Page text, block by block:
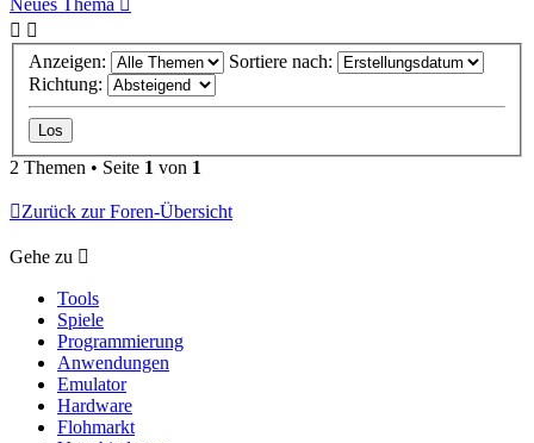
Anzeigen:
Sortiere nach:
Richtung:
2 Themen • Seite 1 von 1
Zurück zur Foren-Übersicht
Gehe zu
Tools
Spiele
Programmierung
Anwendungen
Emulator
Hardware
Flohmarkt